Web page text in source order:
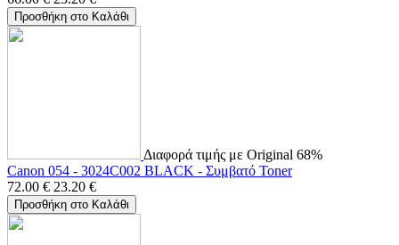
Προσθήκη στο Καλάθι
Διαφορά τιμής με Original 68%
Canon 054 - 3024C002 BLACK - Συμβατό Toner
72.00 € 23.20 €
Προσθήκη στο Καλάθι